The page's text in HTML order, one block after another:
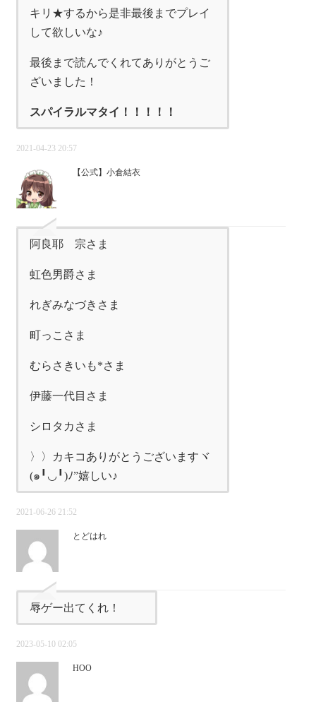
キリ★するから是非最後までプレイ
して欲しいな♪
最後まで読んでくれてありがとうご
ざいました！
スパイラルマタイ！！！！！
2021-04-23 20:57
【公式】小倉結衣
阿良耶 宗さま
虹色男爵さま
れぎみなづきさま
町っこさま
むらさきいも*さま
伊藤一代目さま
シロタカさま
〉〉カキコありがとうございますヾ
(๑╹◡╹)ﾉ”嬉しい♪
2021-06-26 21:52
とどはれ
辱ゲー出てくれ！
2023-05-10 02:05
HOO